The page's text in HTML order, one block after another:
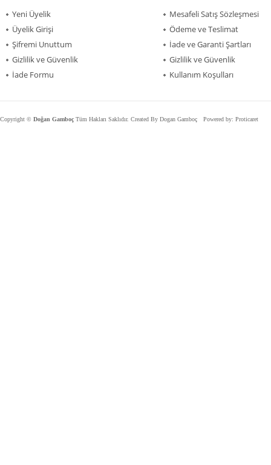
Yeni Üyelik
Üyelik Girişi
Şifremi Unuttum
Gizlilik ve Güvenlik
İade Formu
Mesafeli Satış Sözleşmesi
Ödeme ve Teslimat
İade ve Garanti Şartları
Gizlilik ve Güvenlik
Kullanım Koşulları
Copyright © Doğan Gamboç Tüm Hakları Saklıdır. Created By Dogan Gamboç Powered by: Proticaret